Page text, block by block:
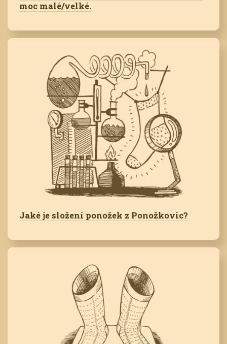
moc malé/velké.
Jaké je složení ponožek z Ponožkovic?